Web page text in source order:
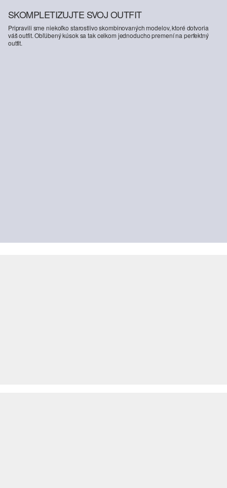
SKOMPLETIZUJTE SVOJ OUTFIT
Pripravili sme niekoľko starostlivo skombinovaných modelov, ktoré dotvoria
váš outfit. Obľúbený kúsok sa tak celkom jednoducho premení na perfektný
outfit.